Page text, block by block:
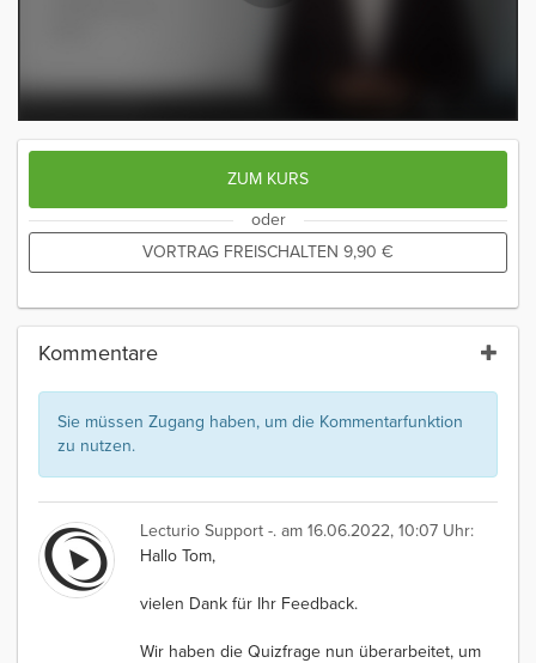
ZUM KURS
oder
VORTRAG FREISCHALTEN 9,90 €
Kommentare
Sie müssen Zugang haben, um die Kommentarfunktion
zu nutzen.
Lecturio Support -. am 16.06.2022, 10:07 Uhr:
Hallo Tom,
vielen Dank für Ihr Feedback.
Wir haben die Quizfrage nun überarbeitet, um